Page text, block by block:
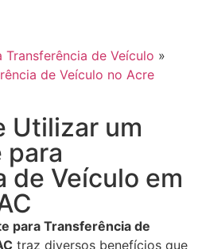
Transferência de Veículo »
de Veículo no Acre
Utilizar um
para
de Veículo em
para Transferência de
traz diversos benefícios que